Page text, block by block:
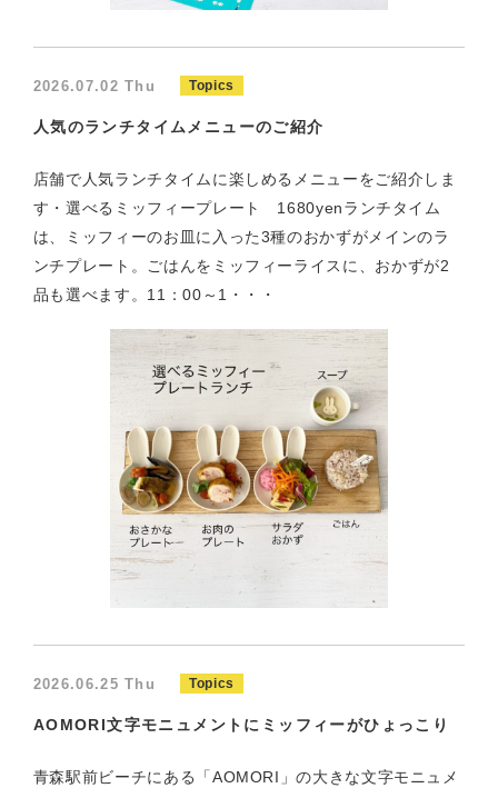
2026.07.02 Thu Topics
人気のランチタイムメニューのご紹介
店舗で人気ランチタイムに楽しめるメニューをご紹介しま
す・選べるミッフィープレート 1680yenランチタイム
は、ミッフィーのお皿に入った3種のおかずがメインのラ
ンチプレート。ごはんをミッフィーライスに、おかずが2
品も選べます。11：00～1・・・
2026.06.25 Thu Topics
AOMORI文字モニュメントにミッフィーがひょっこり
青森駅前ビーチにある「AOMORI」の大きな文字モニュメ